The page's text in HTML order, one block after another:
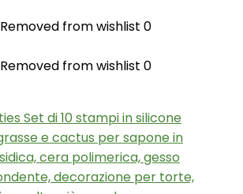
Removed from wishlist 0
Removed from wishlist 0